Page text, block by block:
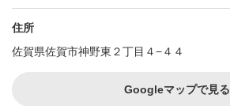
住所
佐賀県佐賀市神野東２丁目４−４４
Googleマップで見る